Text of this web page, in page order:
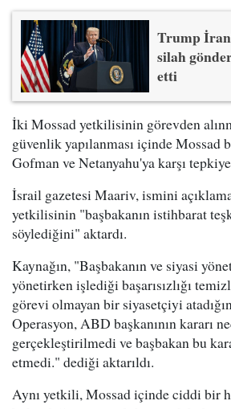
Trump
silah
etti
İki Mossad yetkilisinin görevden
güvenlik yapılanması içinde Mossad
Gofman ve Netanyahu'ya karşı
İsrail gazetesi Maariv, ismini
yetkilisinin "başbakanın istihbarat
söylediğini" aktardı.
Kaynağın, "Başbakanın ve siyasi
yönetirken işlediği başarısızlığı
görevi olmayan bir siyasetçiyi
Operasyon, ABD başkanının kararı
gerçekleştirilmedi ve başbakan bu
etmedi." dediği aktarıldı.
Aynı yetkili, Mossad içinde ciddi bir